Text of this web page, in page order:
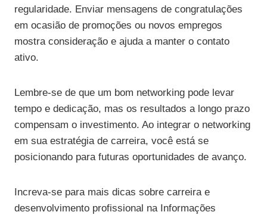
regularidade. Enviar mensagens de congratulações
em ocasião de promoções ou novos empregos
mostra consideração e ajuda a manter o contato
ativo.
Lembre-se de que um bom networking pode levar
tempo e dedicação, mas os resultados a longo prazo
compensam o investimento. Ao integrar o networking
em sua estratégia de carreira, você está se
posicionando para futuras oportunidades de avanço.
Increva-se para mais dicas sobre carreira e
desenvolvimento profissional na Informações